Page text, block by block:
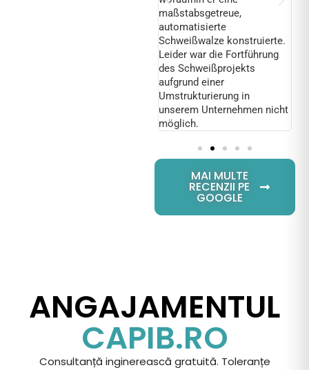
maßstabsgetreue,
automatisierte
Schweißwalze konstruierte.
Leider war die Fortführung
des Schweißprojekts
aufgrund einer
Umstrukturierung in
unserem Unternehmen nicht
möglich.
MAI MULTE
RECENZII PE
GOOGLE
ANGAJAMENTUL
CAPIB.RO
Consultanță inginerească gratuită. Toleranțe